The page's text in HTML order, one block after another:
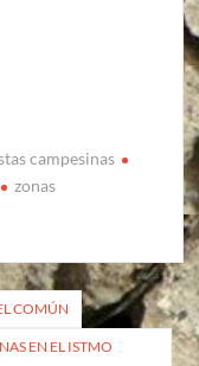
campesinas
zonas
COMÚN
EN EL ISTMO